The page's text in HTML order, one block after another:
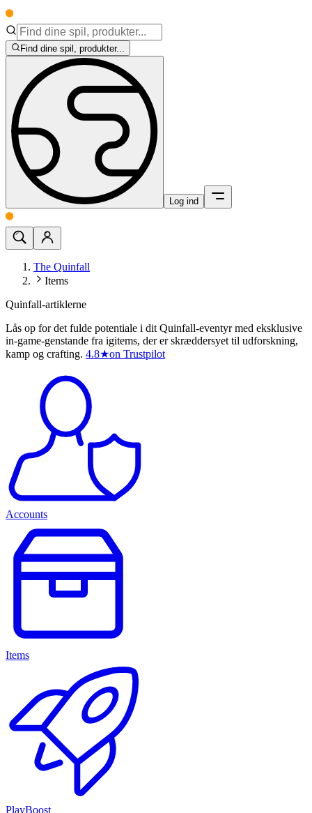
Find dine spil, produkter...
Log ind
The Quinfall
Items
Quinfall-artiklerne
Lås op for det fulde potentiale i dit Quinfall-eventyr med eksklusive
in-game-genstande fra igitems, der er skræddersyet til udforskning,
kamp og crafting. 4.8★on Trustpilot
Accounts
Items
PlayBoost